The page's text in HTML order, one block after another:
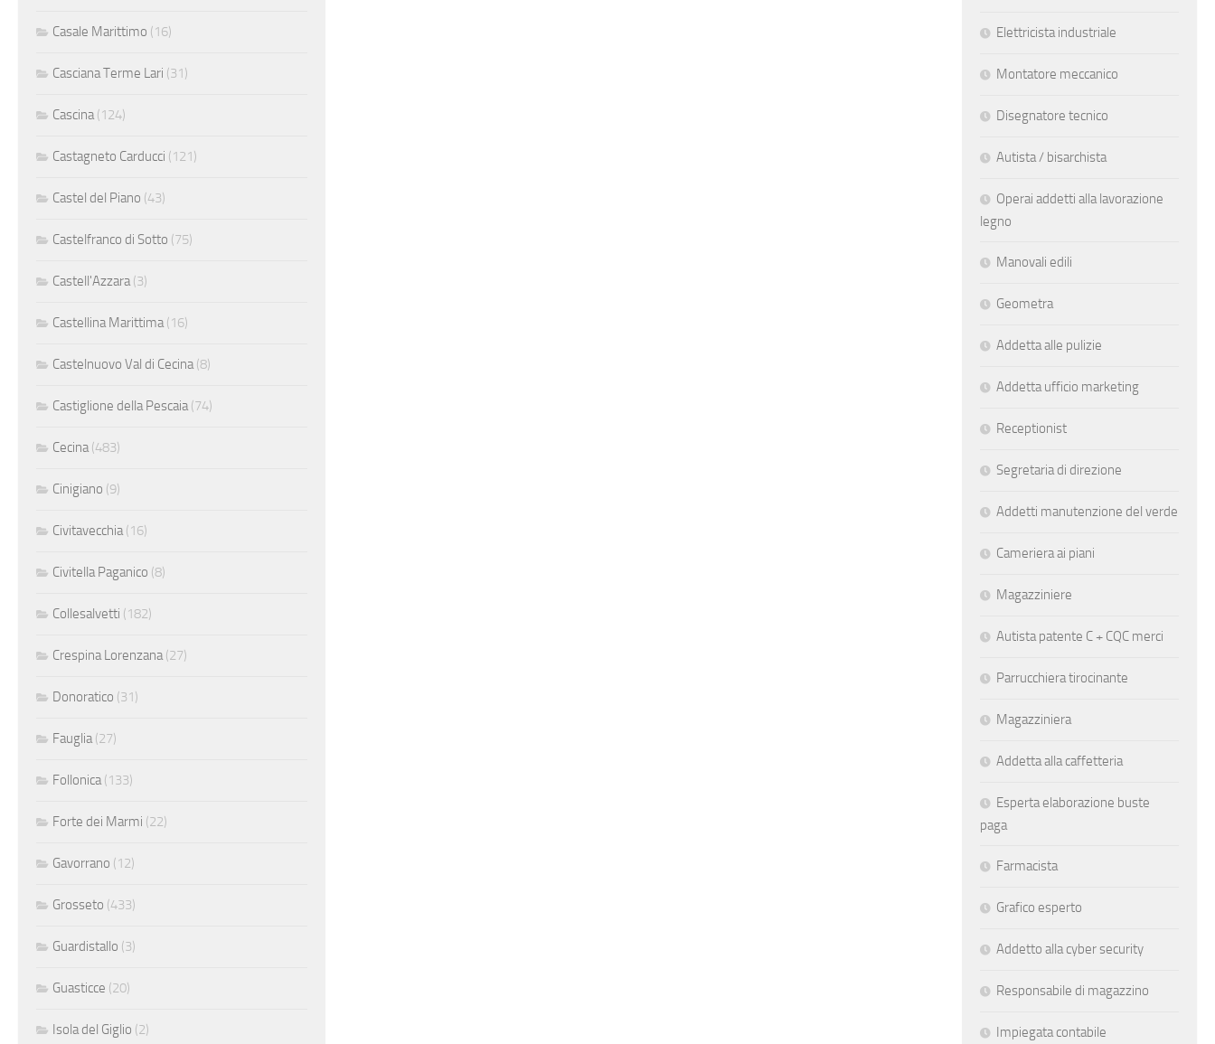
Casale Marittimo (16)
Casciana Terme Lari (31)
Cascina(124)
Castagneto Carducci (121)
Castel del Piano (43)
Castelfranco di Sotto (75)
Castell'Azzara(3)
Castellina Marittima(16)
Castelnuovo Val di Cecina(8)
Castiglione della Pescaia(74)
Cecina(483)
Cinigiano (9)
Civitavecchia(16)
Civitella Paganico (8)
Collesalvetti (182)
Crespina Lorenzana(27)
Donoratico (31)
Fauglia(27)
Follonica(133)
Forte dei Marmi (22)
Gavorrano (12)
Grosseto (433)
Guardistallo (3)
Guasticce (20)
Isola del Giglio (2)
Elettricista industriale
Montatore meccanico
Disegnatore tecnico
Autista / bisarchista
Operai addetti alla lavorazione
legno
Manovali edili
Geometra
Addetta alle pulizie
Addetta ufficio marketing
Receptionist
Segretaria di direzione
Addetti manutenzione del verde
Cameriera ai piani
Magazziniere
Autista patente C + CQC merci
Parrucchiera tirocinante
Magazziniera
Addetta alla caffetteria
Esperta elaborazione buste
paga
Farmacista
Grafico esperto
Addetto alla cyber security
Responsabile di magazzino
Impiegata contabile